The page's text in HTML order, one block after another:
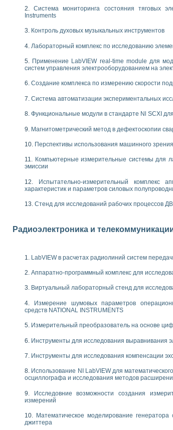
INSTRUMENTS для автоматизации процесса очистки
стенда для исследования плазменных процессов
дифракционные датчики малых перемещений
свойств сегнетоэлектриков методом
импедансный томограф на базе платы сбора данных PCI
механических свойств материалов в
металлообрабатывающих станков
процессов получения дисперсных продуктов на
зрения для контроля образцов
обучающих информационных систем и
и защиты ускорителя ЛУЭ-200
процессом цементирования нефтегазовых скважин
среды специальной барокамеры
INSTRUMENTS при разработке
исследований на базе LabVIEW
переходных процессов при коротких замыканиях в
переходных характеристик асинхронных
неиндустриальных камер в производственных
эффективности систем управления в интегрированных
стенды
комплексы для вузов, осуществляющих
нелинейных резистивных цепей
в процесе изучения специальных дисциплин в
«Цифровые вычислительные устройства и
на основе LabVIEW
для создания лабораторного практикума по
течения в расширяющемся канале
«Изучение магнитных свойств ферромагнетиков. Петля
интерфейсов обмена по протоколам RS232 и GPIB /
адиабатического расширения газов
переходных характеристик асинхронных
результатов измерительного экспримента
Система мониторинга состояния тяговых
Instruments
Контроль духовых музыкальных инструментов
Лабораторный комплекс по исследованию
Применение LabVIEW real-time module для
систем управления электрооборудованием на
Создание комплекса по измерению скорости
Система автоматизации экспериментальных
Функциональные модули в стандарте Nl SCXI
Магнитометрический метод в дефектоскопии
Перспективы использования машинного
Компьютерные измерительные системы для
эмиссии
Испытательно-измерительный комплекс
характеристик и параметров силовых
Стенд для исследований рабочих процессов
Радиоэлектроника и
LabVIEW в расчетах радиолиний систем
Аппаратно-программный комплекс для
Виртуальный лабораторный стенд для
Измерение шумовых параметров
средств NATIONAL INSTRUMENTS
Измерительный преобразователь на основе
Инструменты для исследования выравнивания
Инструменты для исследования компенсации
Использование NI LabVIEW для
осциллографа и исследования методов
Исследовние возможности создания
измерений
Математическое моделирование
джиттера